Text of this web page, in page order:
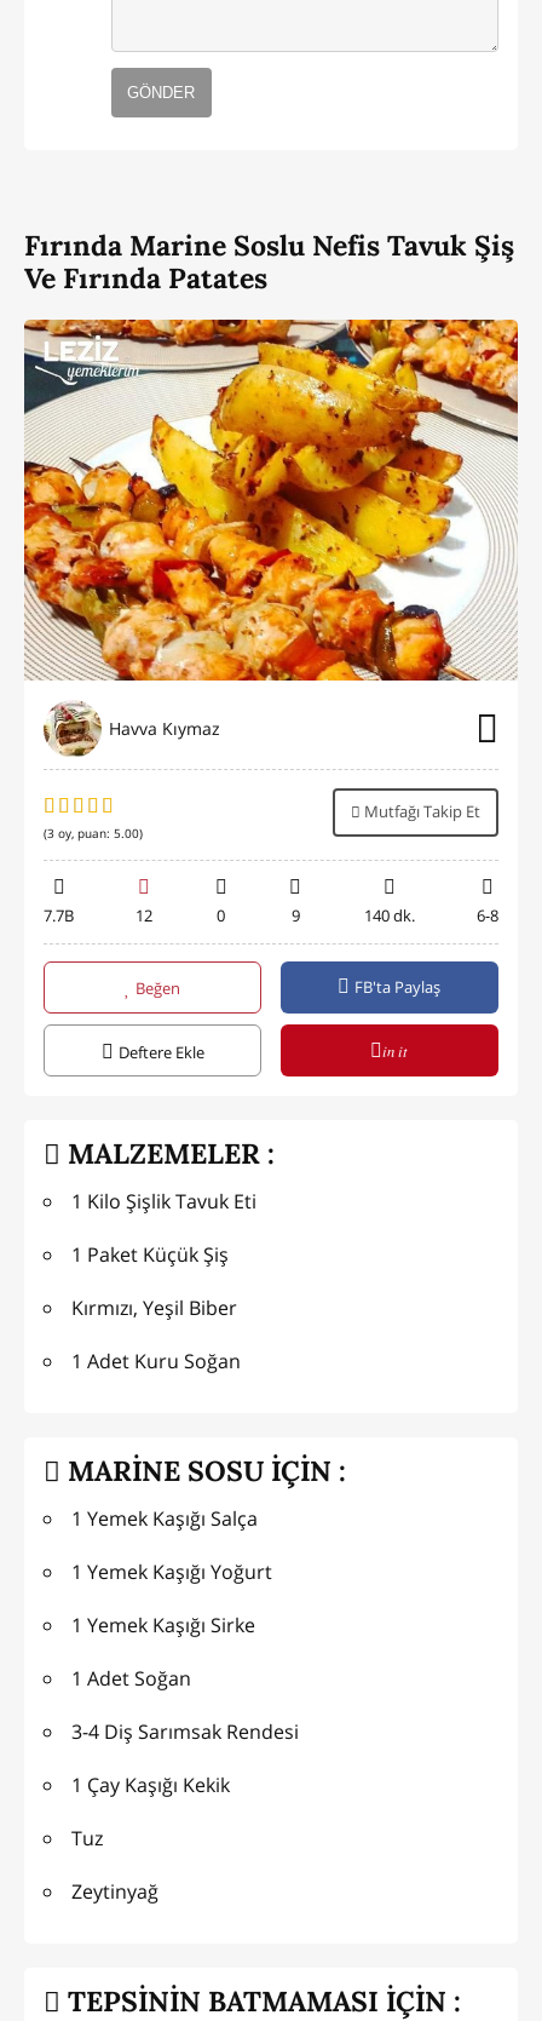
GÖNDER
Fırında Marine Soslu Nefis Tavuk Şiş
Ve Fırında Patates
Havva Kıymaz
(3 oy, puan: 5.00)
Mutfağı Takip Et
7.7B 12 0 9 140 dk. 6-8
Beğen FB'ta Paylaş
Deftere Ekle in it
MALZEMELER :
1 Kilo Şişlik Tavuk Eti
1 Paket Küçük Şiş
Kırmızı, Yeşil Biber
1 Adet Kuru Soğan
MARİNE SOSU İÇİN :
1 Yemek Kaşığı Salça
1 Yemek Kaşığı Yoğurt
1 Yemek Kaşığı Sirke
1 Adet Soğan
3-4 Diş Sarımsak Rendesi
1 Çay Kaşığı Kekik
Tuz
Zeytinyağ
TEPSİNİN BATMAMASI İÇİN :